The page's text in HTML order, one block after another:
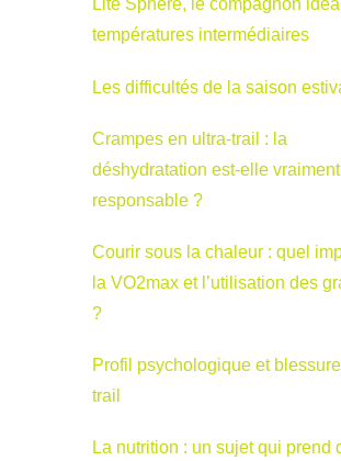
Lite Sphère, le compagnon
températures intermédiaires
Les difficultés de la saison
Crampes en ultra-trail : la
déshydratation est-elle vraiment
responsable ?
Courir sous la chaleur : quel
la VO2max et l’utilisation des
?
Profil psychologique et
trail
La nutrition : un sujet qui prend